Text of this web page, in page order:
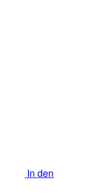
In den